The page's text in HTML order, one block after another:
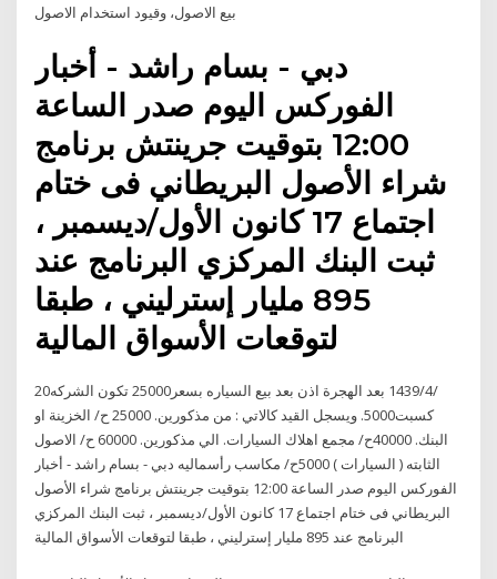
بيع الاصول، وقيود استخدام الاصول
دبي - بسام راشد - أخبار
الفوركس اليوم صدر الساعة
12:00 بتوقيت جرينتش برنامج
شراء الأصول البريطاني فى ختام
اجتماع 17 كانون الأول/ديسمبر ،
ثبت البنك المركزي البرنامج عند
895 مليار إسترليني ، طبقا
لتوقعات الأسواق المالية
20‏‏/4‏‏/1439 بعد الهجرة اذن بعد بيع السياره بسعر25000 تكون الشركه
كسبت5000. ويسجل القيد كالاتي : من مذكورين. 25000 ح/ الخزينة او
البنك. 40000ح/ مجمع اهلاك السيارات. الي مذكورين. 60000 ح/ الاصول
الثابته ( السيارات ) 5000ح/ مكاسب رأسماليه دبي - بسام راشد - أخبار
الفوركس اليوم صدر الساعة 12:00 بتوقيت جرينتش برنامج شراء الأصول
البريطاني فى ختام اجتماع 17 كانون الأول/ديسمبر ، ثبت البنك المركزي
البرنامج عند 895 مليار إسترليني ، طبقا لتوقعات الأسواق المالية